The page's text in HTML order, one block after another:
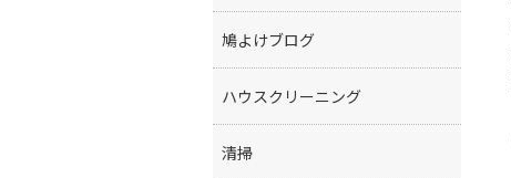
鳩よけブログ
ハウスクリーニング
清掃